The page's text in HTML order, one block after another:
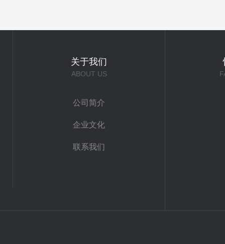
关于我们
ABOUT US
公司简介
企业文化
联系我们